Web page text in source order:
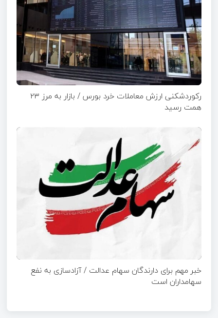
رکوردشکنی ارزش معاملات خرد بورس / بازار به مرز ۲۳
همت رسید
خبر مهم برای دارندگان سهام عدالت / آزادسازی به نفع
سهامداران است